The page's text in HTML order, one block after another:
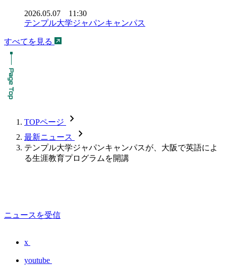
2026.05.07 11:30
テンプル大学ジャパンキャンパス
すべてを見る
TOPページ chevron_forward
最新ニュース chevron_forward
テンプル大学ジャパンキャンパスが、大阪で英語によ
る生涯教育プログラムを開講
ニュースを受信
x
youtube